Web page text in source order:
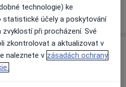
Víceo adrese
technologie) ke
statistické účely a poskytování
při procházení. Své
zkontrolovat a aktualizovat v
naleznete v zásadách ochrany